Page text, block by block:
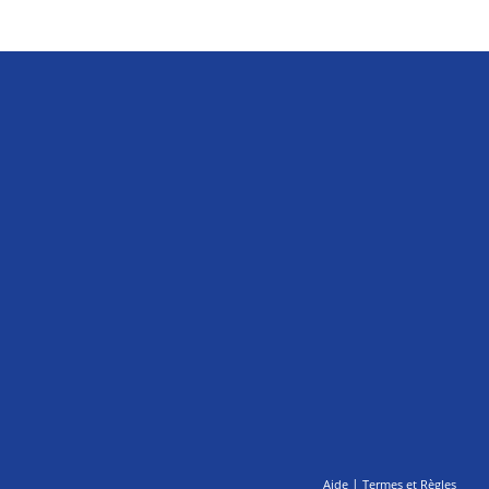
Aide | Termes et Règles